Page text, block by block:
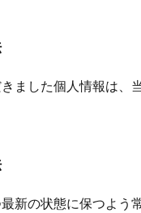
ました個人情報は、
新の状態に保つよう